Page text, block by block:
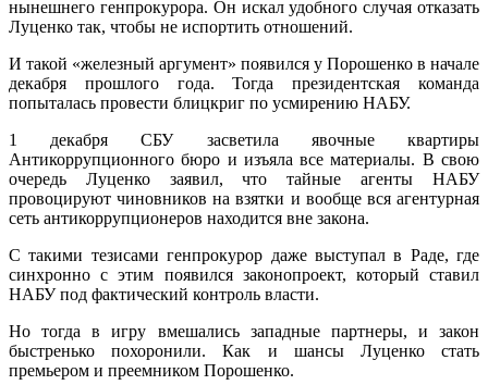
нынешнего генпрокурора. Он искал удобного случая отказать
Луценко так, чтобы не испортить отношений.
И такой «железный аргумент» появился у Порошенко в начале
декабря прошлого года. Тогда президентская команда
попыталась провести блицкриг по усмирению НАБУ.
1 декабря СБУ засветила явочные квартиры
Антикоррупционного бюро и изъяла все материалы. В свою
очередь Луценко заявил, что тайные агенты НАБУ
провоцируют чиновников на взятки и вообще вся агентурная
сеть антикоррупционеров находится вне закона.
С такими тезисами генпрокурор даже выступал в Раде, где
синхронно с этим появился законопроект, который ставил
НАБУ под фактический контроль власти.
Но тогда в игру вмешались западные партнеры, и закон
быстренько похоронили. Как и шансы Луценко стать
премьером и преемником Порошенко.